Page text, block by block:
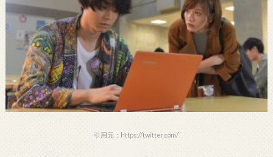
引用元：https://twitter.com/